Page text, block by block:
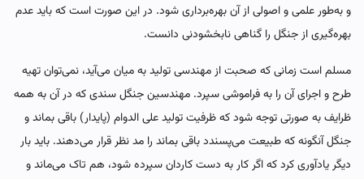
و به‌طور علمی و اصولی از آن بهره‌برداری شود. در این صورت است که باید عدم
بهره‌گیری از جنگل را گناهی نابخشودنی دانست.
مسلم است زمانی که صحبت از مهندسی تولید به میان می‌آید، نمی‌توان تهیه
طرح و اجرای آن را به فراموشی سپرد. مهندسین جنگل سندی که در آن به همه
ظرایف به صورتی توجه شود که ظرفیت تولید علی الدوام (پایدار) باقی بماند و
جنگل آنگونه که طبیعت می‌پسندد باقی بماند را مد نظر قرار می‌دهند. باید بار
دیگر یادآوری کرد که اگر کار به دست کاردان سپرده شود، هم تاک می‌ماند و